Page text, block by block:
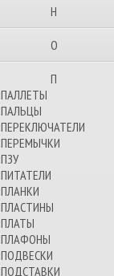
ПАЛЛЕТЫ
ПАЛЬЦЫ
ПЕРЕКЛЮЧАТЕЛИ
ПЕРЕМЫЧКИ
ПЗУ
ПИТАТЕЛИ
ПЛАНКИ
ПЛАСТИНЫ
ПЛАТЫ
ПЛАФОНЫ
ПОДВЕСКИ
ПОДСТАВКИ